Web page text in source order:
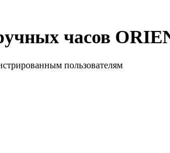
часов
пользователям